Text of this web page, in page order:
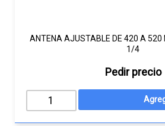
ANTENA AJUSTABLE DE 420 A 520
1/4
Pedir precio